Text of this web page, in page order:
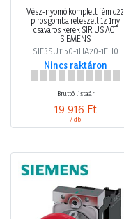
Vész-nyomó komplett fém d22
piros gomba reteszelt 1z 1ny
csavaros kerek SIRIUS ACT
SIEMENS
SIE3SU1150-1HA20-1FH0
Nincs raktáron
Bruttó listaár
19 916 Ft
/ db